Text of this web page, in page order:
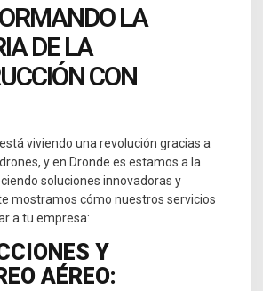
LA
DE LA
CON
viviendo una revolución gracias a
y en Dronde.es estamos a la
soluciones innovadoras y
mostramos cómo nuestros servicios
a tu empresa:
Y
AÉREO: